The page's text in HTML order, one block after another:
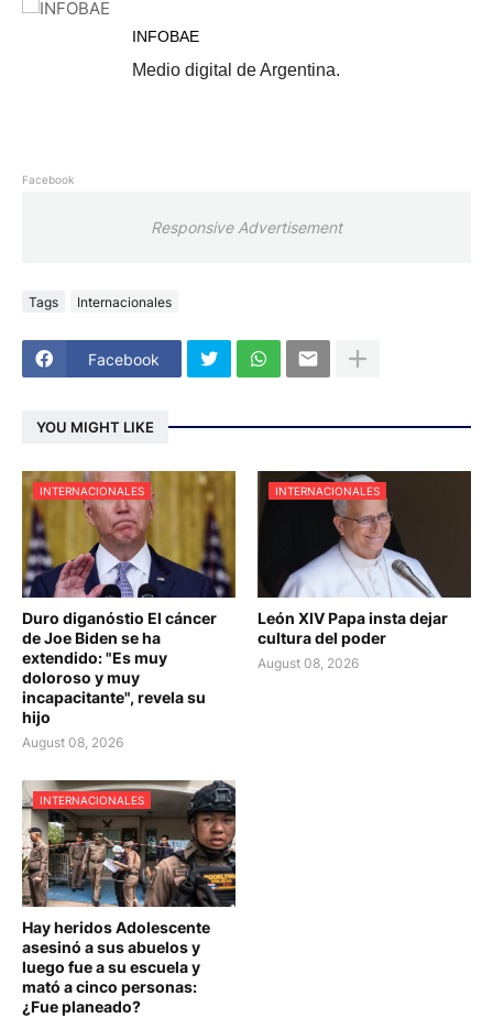
INFOBAE
Medio digital de Argentina.
Facebook
Responsive Advertisement
Tags Internacionales
Facebook
YOU MIGHT LIKE
INTERNACIONALES
Duro diganóstio El cáncer
de Joe Biden se ha
extendido: "Es muy
doloroso y muy
incapacitante", revela su
hijo
August 08, 2026
INTERNACIONALES
León XIV Papa insta dejar
cultura del poder
August 08, 2026
INTERNACIONALES
Hay heridos Adolescente
asesinó a sus abuelos y
luego fue a su escuela y
mató a cinco personas:
¿Fue planeado?